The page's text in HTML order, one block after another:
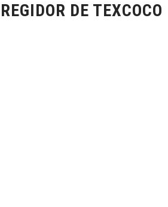
REGIDOR DE TEXCOCO